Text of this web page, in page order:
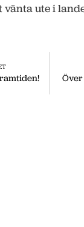
vänta ute i